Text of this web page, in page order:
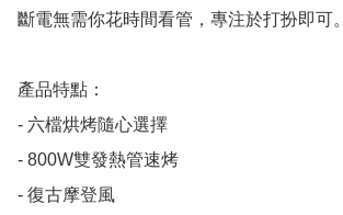
斷電無需你花時間看管，專注於打扮即可。
產品特點：
- 六檔烘烤隨心選擇
- 800W雙發熱管速烤
- 復古摩登風